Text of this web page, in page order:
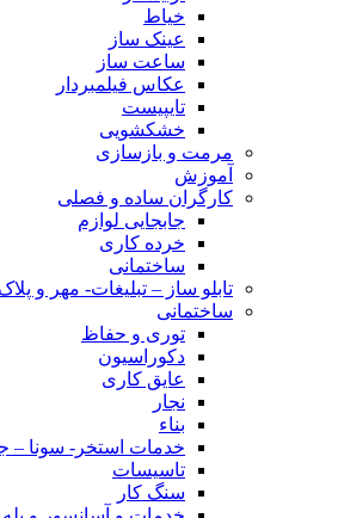
خیاط
عینک ساز
ساعت ساز
عکاس فیلمبردار
تایپیست
خشکشویی
مرمت و بازسازی
آموزش
کارگران ساده و فصلی
جابجایی لوازم
خرده کاری
ساختمانی
تابلو ساز – تبلیغات- مهر و پلاک
ساختمانی
توری و حفاظ
دکوراسیون
عایق کاری
نجار
بناء
خدمات استخر- سونا –
تاسیسات
سنگ کار